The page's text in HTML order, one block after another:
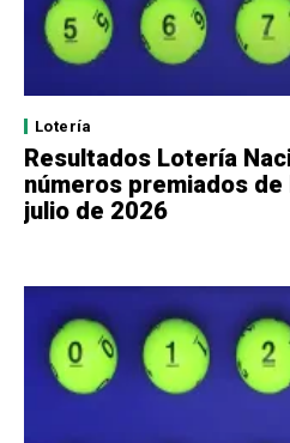
Lotería
Resultados Lotería
números premiados de
julio de 2026